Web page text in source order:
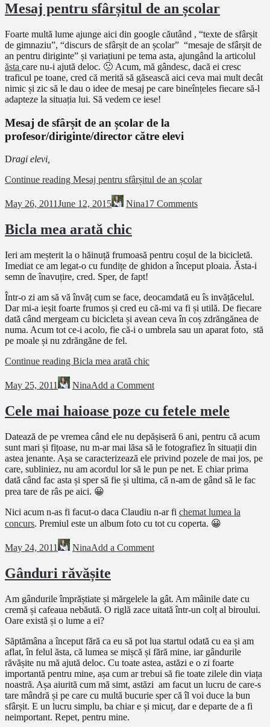
Mesaj pentru sfârșitul de an școlar
Foarte multă lume ajunge aici din google căutând , “texte de sfârșit
de gimnaziu”, “discurs de sfârșit de an școlar” “mesaje de sfârșit de
an pentru diriginte” și variațiuni pe tema asta, ajungând la articolul
ăsta care nu-i ajută deloc. 🙁 Acum, mă gândesc, dacă ei cresc
traficul pe toane, cred că merită să găsească aici ceva mai mult decât
nimic și zic să le dau o idee de mesaj pe care bineînțeles fiecare să-l
adapteze la situația lui. Să vedem ce iese!
Mesaj de sfârșit de an școlar de la
profesor/diriginte/director către elevi
Dragi elevi,
Continue reading Mesaj pentru sfârșitul de an școlar
May 26, 2011June 12, 2015 Nina17 Comments
Bicla mea arată chic
Ieri am meșterit la o hăinuță frumoasă pentru coșul de la bicicletă.
Imediat ce am legat-o cu fundițe de ghidon a început ploaia. Ăsta-i
semn de înavuțire, cred. Sper, de fapt!
Într-o zi am să vă învăț cum se face, deocamdată eu îs invățăcelul.
Dar mi-a ieșit foarte frumos și cred eu că-mi va fi și utilă. De fiecare
dată când mergeam cu bicicleta și avean ceva în coș zdrăngănea de
numa. Acum tot ce-i acolo, fie că-i o umbrela sau un aparat foto, stă
pe moale și nu zdrăngăne de fel.
Continue reading Bicla mea arată chic
May 25, 2011 NinaAdd a Comment
Cele mai haioase poze cu fetele mele
Datează de pe vremea când ele nu depășiseră 6 ani, pentru că acum
sunt mari și fițoase, nu m-ar mai lăsa să le fotografiez în situații din
astea jenante. Așa se caracterizează ele privind pozele de mai jos, pe
care, subliniez, nu am acordul lor să le pun pe net. E chiar prima
dată când fac asta și sper să fie și ultima, că n-am de gând să le fac
prea tare de râs pe aici. 😀
Nici acum n-as fi facut-o daca Claudiu n-ar fi chemat lumea la
concurs. Premiul este un album foto cu tot cu coperta. 😀
May 24, 2011 NinaAdd a Comment
Gânduri răvășite
Am gândurile împrăștiate și mărgelele la gât. Am mâinile date cu
cremă și cafeaua nebăută. O riglă zace uitată într-un colț al biroului.
Oare există și o lume a ei?
Săptămâna a început fără ca eu să pot lua startul odată cu ea și am
aflat, în felul ăsta, că lumea se mișcă și fără mine, iar gândurile
răvășite nu mă ajută deloc. Cu toate astea, astăzi e o zi foarte
importantă pentru mine, așa cum ar trebui să fie toate zilele din viața
noastră. Așa aiurită cum mă simt, astăzi am facut un lucru de care-s
tare mândră și pe care cu multă bucurie sper că îl voi duce la bun
sfârșit. E un lucru simplu, ba chiar e și micuț, dar e departe de a fi
neimportant. Repet, pentru mine.